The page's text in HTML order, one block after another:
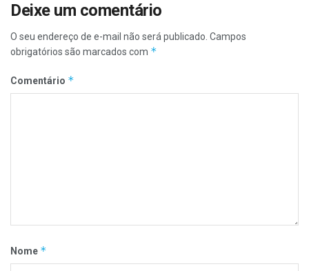
Deixe um comentário
O seu endereço de e-mail não será publicado. Campos
obrigatórios são marcados com *
Comentário *
Nome *